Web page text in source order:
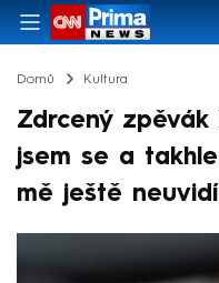
Domů Kultura
Zdrcený zpěvák
jsem se a
mě ještě neuvidí